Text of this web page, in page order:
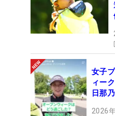
女子
ィー
日那
2026